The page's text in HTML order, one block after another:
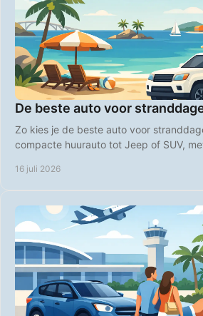
De beste auto voor
Zo kies je de beste auto voor
compacte huurauto tot Jeep of SUV,
16 juli 2026